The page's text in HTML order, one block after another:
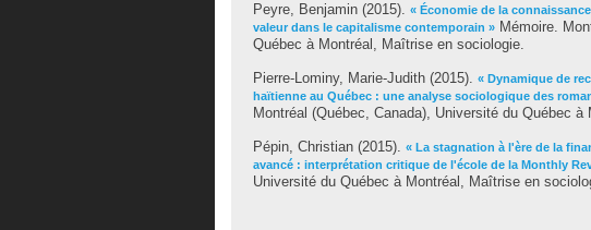
Peyre, Benjamin (2015). « Économie de la
valeur dans le capitalisme contemporain » Mémoire.
Québec à Montréal, Maîtrise en sociologie.
Pierre-Lominy, Marie-Judith (2015). « Dynamique de
haïtienne au Québec : une analyse sociologique des
Montréal (Québec, Canada), Université du Québec
Pépin, Christian (2015). « La stagnation à l'ère de la
avancé : interprétation critique de l'école de la Monthly
Université du Québec à Montréal, Maîtrise en